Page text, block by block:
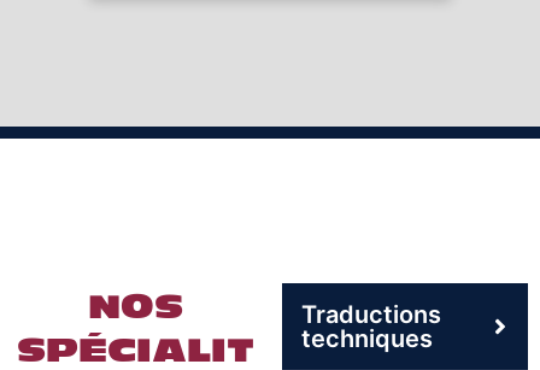
NOS
SPÉCIALIT
Traductions
techniques